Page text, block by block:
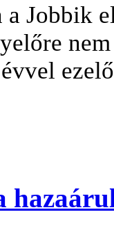
Jobbik